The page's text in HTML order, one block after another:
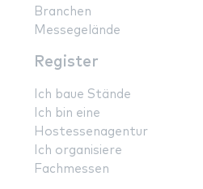
Branchen
Messegelände
Register
Ich baue Stände
Ich bin eine
Hostessenagentur
Ich organisiere
Fachmessen